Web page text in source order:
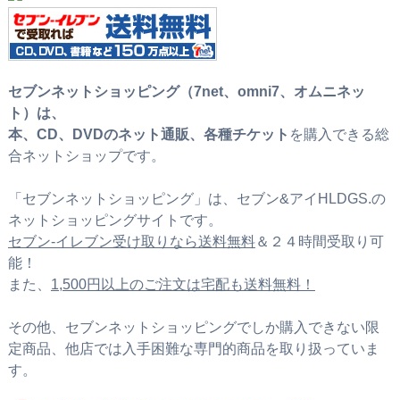
セブンネットショッピング（7net、omni7、オムニネッ
ト）は、
本、CD、DVDのネット通販、各種チケット を購入できる総
合ネットショップです。
「セブンネットショッピング」は、セブン&アイHLDGS.の
ネットショッピングサイトです。
セブン‐イレブン受け取りなら送料無料＆２４時間受取り可
能！
また、 1,500円以上のご注文は宅配も送料無料！
その他、セブンネットショッピングでしか購入できない限
定商品、他店では入手困難な専門的商品を取り扱っていま
す。